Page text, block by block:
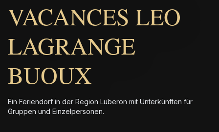
VACANCES LEO
LAGRANGE
BUOUX
Ein Feriendorf in der Region Luberon mit Unterkünften für
Gruppen und Einzelpersonen.